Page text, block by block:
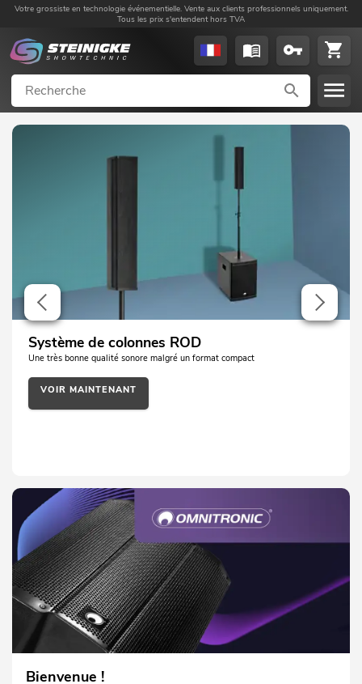
Votre grossiste en technologie événementielle. Vente aux clients professionnels uniquement.
Tous les prix s'entendent hors TVA
Meilleur rapport qualité-prix
Série OMNITRONIC UHF E-Flex : une utilisation simple et un toucher haut de
Bienvenue !